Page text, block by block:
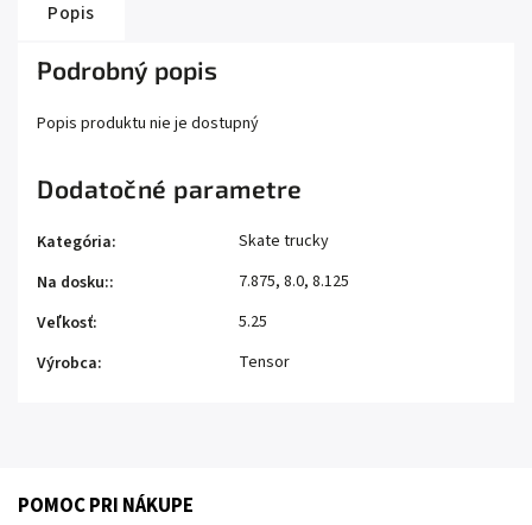
Popis
Podrobný popis
Popis produktu nie je dostupný
Dodatočné parametre
Kategória:
Skate trucky
Na dosku::
7.875, 8.0, 8.125
Veľkosť:
5.25
Výrobca: Tensor
POMOC PRI NÁKUPE